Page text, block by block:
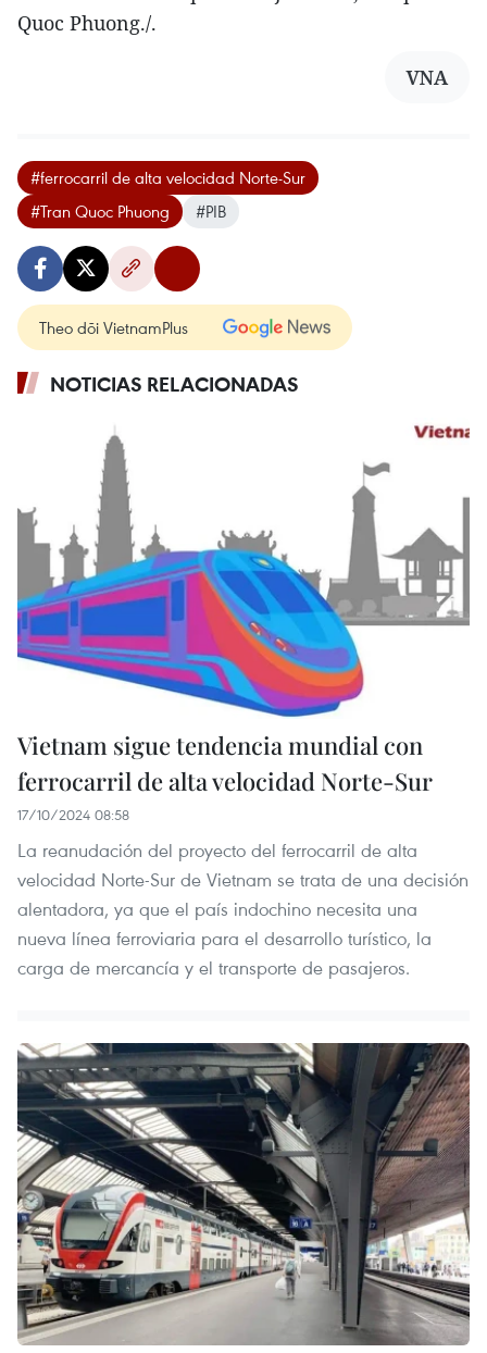
Quoc Phuong./.
VNA
#ferrocarril de alta velocidad Norte-Sur
#Tran Quoc Phuong
#PIB
Theo dõi VietnamPlus
NOTICIAS RELACIONADAS
Vietnam sigue tendencia mundial con
ferrocarril de alta velocidad Norte-Sur
17/10/2024 08:58
La reanudación del proyecto del ferrocarril de alta
velocidad Norte-Sur de Vietnam se trata de una decisión
alentadora, ya que el país indochino necesita una
nueva línea ferroviaria para el desarrollo turístico, la
carga de mercancía y el transporte de pasajeros.